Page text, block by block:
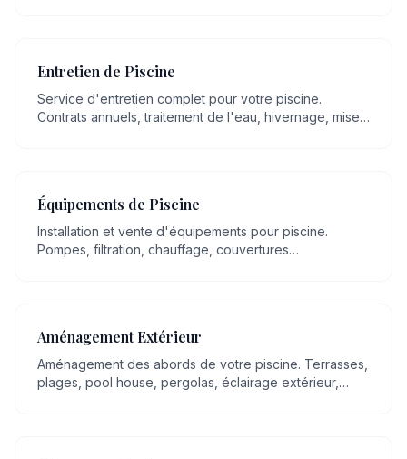
Entretien de Piscine
Service d'entretien complet pour votre piscine.
Contrats annuels, traitement de l'eau, hivernage, mise
Équipements de Piscine
Installation et vente d'équipements pour piscine.
Pompes, filtration, chauffage, couvertures
Aménagement Extérieur
Aménagement des abords de votre piscine. Terrasses,
plages, pool house, pergolas, éclairage extérieur,